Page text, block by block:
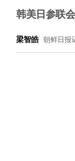
韩美日参联
梁智皓 朝鲜日报